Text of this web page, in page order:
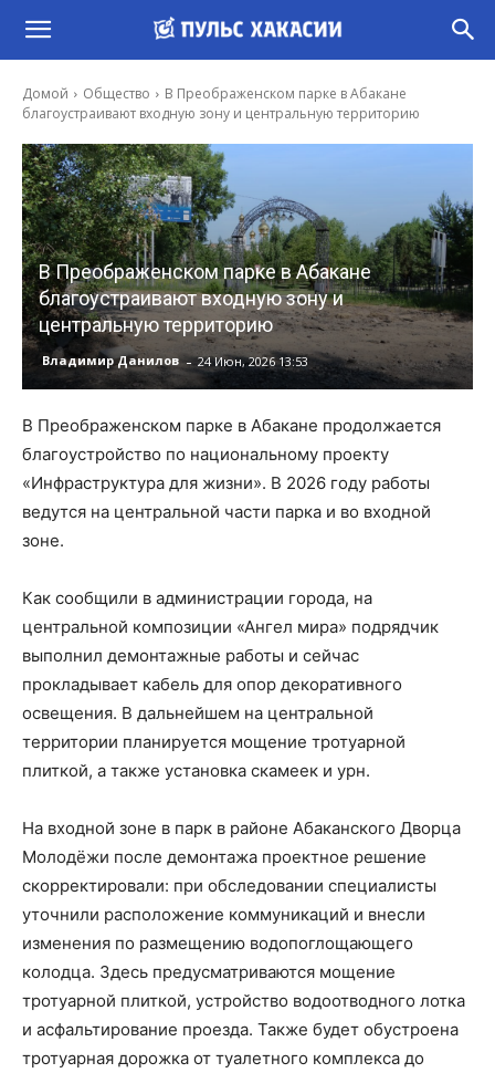
Домой Общество
В Преображенском парке в Абакане
благоустраивают входную зону и центральную территорию
В Преображенском парке в Абакане
благоустраивают входную зону и
центральную территорию
Владимир Данилов - 24 Июн, 2026 13:53
В Преображенском парке в Абакане продолжается
благоустройство по национальному проекту
«Инфраструктура для жизни». В 2026 году работы
ведутся на центральной части парка и во входной
зоне.
Как сообщили в администрации города, на
центральной композиции «Ангел мира» подрядчик
выполнил демонтажные работы и сейчас
прокладывает кабель для опор декоративного
освещения. В дальнейшем на центральной
территории планируется мощение тротуарной
плиткой, а также установка скамеек и урн.
На входной зоне в парк в районе Абаканского Дворца
Молодёжи после демонтажа проектное решение
скорректировали: при обследовании специалисты
уточнили расположение коммуникаций и внесли
изменения по размещению водопоглощающего
колодца. Здесь предусматриваются мощение
тротуарной плиткой, устройство водоотводного лотка
и асфальтирование проезда. Также будет обустроена
тротуарная дорожка от туалетного комплекса до